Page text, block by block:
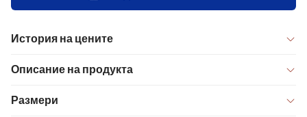
История на цените
Описание на продукта
Размери